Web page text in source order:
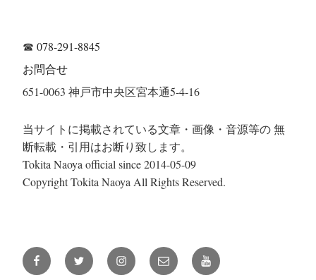
☎ 078-291-8845
お問合せ
651-0063 神戸市中央区宮本通5-4-16
当サイトに掲載されている文章・画像・音源等の 無
断転載・引用はお断り致します。
Tokita Naoya official since 2014-05-09
Copyright Tokita Naoya All Rights Reserved.
Facebook Twitter Instagramメ
ー
YouTube